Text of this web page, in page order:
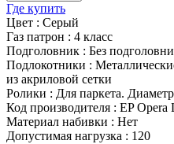
Где купить
Цвет : Серый
Газ патрон : 4 класс
Подголовник : Без
Подлокотники :
из акриловой сетки
Ролики : Для паркета.
Код производителя : EP
Материал набивки : Нет
Допустимая нагрузка : 120